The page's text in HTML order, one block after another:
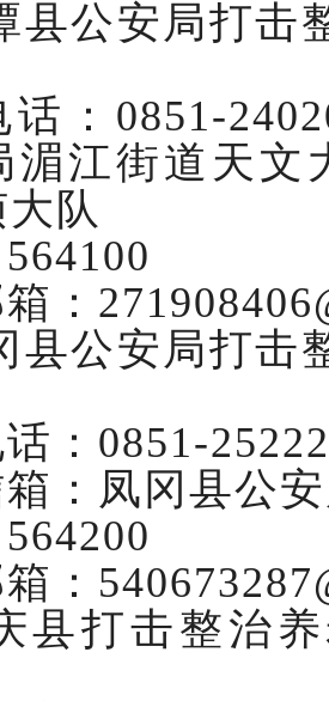
县公安局打击
： 0851-
湄江街道天文
队
564100
：
县公安局打击
： 0851-
：凤冈县公
564200
：
县打击整治